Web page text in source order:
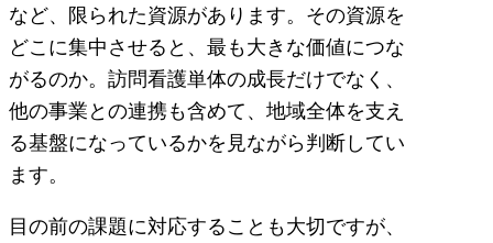
など、限られた資源があります。その資源を
どこに集中させると、最も大きな価値につな
がるのか。訪問看護単体の成長だけでなく、
他の事業との連携も含めて、地域全体を支え
る基盤になっているかを見ながら判断してい
ます。
目の前の課題に対応することも大切ですが、